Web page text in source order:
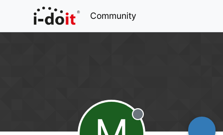
Community
Offline